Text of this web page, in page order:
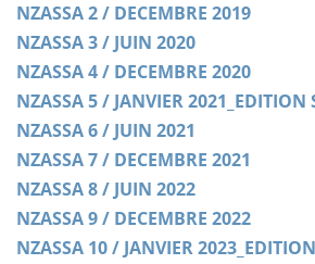
NZASSA 2 / DECEMBRE 2019
NZASSA 3 / JUIN 2020
NZASSA 4 / DECEMBRE 2020
NZASSA 5 / JANVIER 2021_EDITION
NZASSA 6 / JUIN 2021
NZASSA 7 / DECEMBRE 2021
NZASSA 8 / JUIN 2022
NZASSA 9 / DECEMBRE 2022
NZASSA 10 / JANVIER